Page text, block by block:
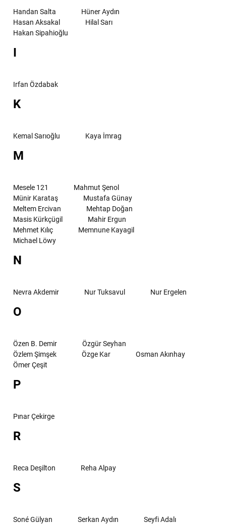
Handan Salta
Hüner Aydın
Hasan Aksakal
Hilal Sarı
Hakan Sipahioğlu
I
Irfan Özdabak
K
Kemal Sarıoğlu Kaya İmrag
M
Mesele 121
Mahmut Şenol
Münir Karataş
Mustafa Günay
Meltem Ercivan
Mehtap Doğan
Masis Kürkçügil
Mahir Ergun
Mehmet Kılıç
Memnune Kayagil
Michael Löwy
N
Nevra Akdemir Nur Tuksavul Nur Ergelen
O
Özen B. Demir
Özgür Seyhan
Özlem Şimşek
Özge Kar
Osman Akınhay
Ömer Çeşit
P
Pınar Çekirge
R
Reca Deşilton Reha Alpay
S
Soné Gülyan Serkan Aydın
Seyfi Adalı